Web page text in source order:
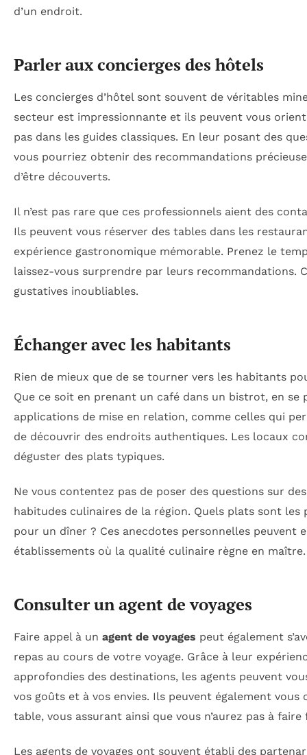
d’un endroit.
Parler aux concierges des hôtels
Les concierges d’hôtel sont souvent de véritables
secteur est impressionnante et ils peuvent vous
pas dans les guides classiques. En leur posant des
vous pourriez obtenir des recommandations
d’être découverts.
Il n’est pas rare que ces professionnels aient des
Ils peuvent vous réserver des tables dans les
expérience gastronomique mémorable. Prenez le
laissez-vous surprendre par leurs recommandations.
gustatives inoubliables.
Échanger avec les habitants
Rien de mieux que de se tourner vers les habitants
Que ce soit en prenant un café dans un bistrot, en
applications de mise en relation, comme celles qui
de découvrir des endroits authentiques. Les locaux
déguster des plats typiques.
Ne vous contentez pas de poser des questions sur
habitudes culinaires de la région. Quels plats sont
pour un dîner ? Ces anecdotes personnelles peuvent
établissements où la qualité culinaire règne en maître.
Consulter un agent de voyages
Faire appel à un agent de voyages peut également
repas au cours de votre voyage. Grâce à leur
approfondies des destinations, les agents peuvent
vos goûts et à vos envies. Ils peuvent également
table, vous assurant ainsi que vous n’aurez pas à faire
Les agents de voyages ont souvent établi des